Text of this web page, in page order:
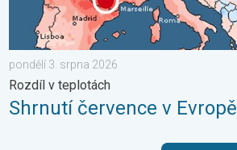
pondělí 3. srpna 2026
Rozdíl v teplotách
Shrnutí července v Evropě